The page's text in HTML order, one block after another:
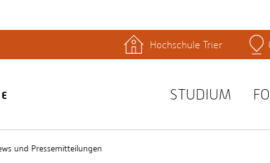
Hochschule Trier
STUDIUM
und Pressemitteilungen